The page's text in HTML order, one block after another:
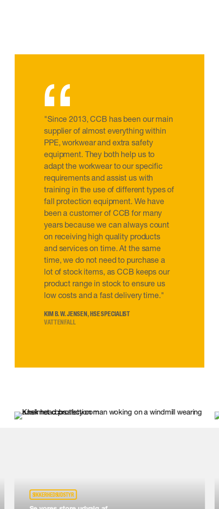
“
"Since 2013, CCB has been our main
supplier of almost everything within
PPE, workwear and extra safety
equipment. They both help us to
adapt the workwear to our specific
requirements and assist us with
training in the use of different types of
fall protection equipment. We have
been a customer of CCB for many
years because we can always count
on receiving high quality products
and services on time. At the same
time, we do not need to purchase a
lot of stock items, as CCB keeps our
product range in stock to ensure us
low costs and a fast delivery time."
KIM B. W. JENSEN, HSE SPECIALIST
VATTENFALL
SIKKERHEDSUDSTYR